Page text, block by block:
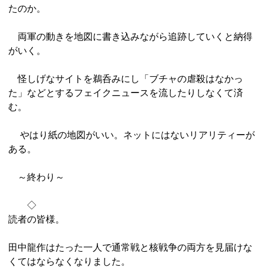
たのか。
両軍の動きを地図に書き込みながら追跡していくと納得
がいく。
怪しげなサイトを鵜呑みにし「ブチャの虐殺はなかっ
た」などとするフェイクニュースを流したりしなくて済
む。
やはり紙の地図がいい。ネットにはないリアリティーが
ある。
～終わり～
◇
読者の皆様。
田中龍作はたった一人で通常戦と核戦争の両方を見届けな
くてはならなくなりました。